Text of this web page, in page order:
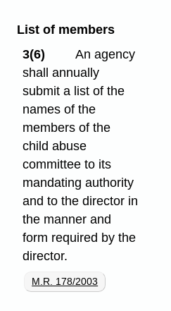
List of members
3(6)
An agency
shall annually
submit a list of the
names of the
members of the
child abuse
committee to its
mandating authority
and to the director in
the manner and
form required by the
director.
M.R. 178/2003